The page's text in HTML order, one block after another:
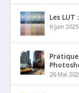
Les
9 Juin 2025
26 Mai